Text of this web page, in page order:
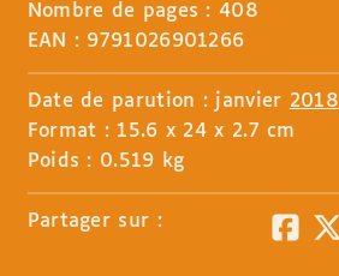
Nombre de pages : 408
EAN : 9791026901266
Date de parution : janvier 2018
Format : 15.6 x 24 x 2.7 cm
Poids : 0.519 kg
Partager sur :